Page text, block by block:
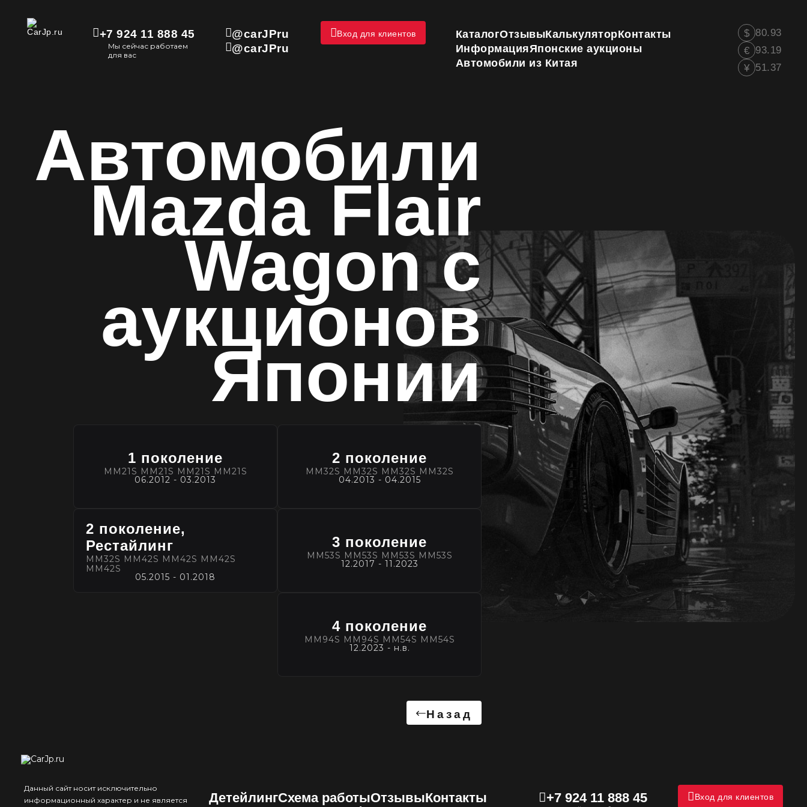
+7 924 11 888 45
Мы сейчас работаем
для вас
@carJPru
@carJPru
Вход для клиентов КаталогОтзывыКалькуляторКонтакты
ИнформацияЯпонские аукционы
Автомобили из Китая
$ 80.93
€ 93.19
¥ 51.37
Автомобили
Mazda Flair
Wagon с
аукционов
Японии
1 поколение
MM21S MM21S MM21S MM21S
06.2012 - 03.2013
2 поколение
MM32S MM32S MM32S MM32S
04.2013 - 04.2015
2 поколение,
Рестайлинг
MM32S MM42S MM42S MM42S
MM42S
05.2015 - 01.2018
3 поколение
MM53S MM53S MM53S MM53S
12.2017 - 11.2023
4 поколение
MM94S MM94S MM54S MM54S
12.2023 - н.в.
Назад
Данный сайт носит исключительно
информационный характер и не является
ДетейлингСхема работыОтзывыКонтакты
+7 924 11 888 45 Вход для клиентов